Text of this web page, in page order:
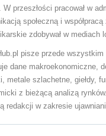
W przeszłości pracował w
społeczną i
zdobywał w mediach
pisze przede
dane makroekonomiczne,
metale szlachetne, giełdy,
z bieżącą analizą
redakcji w zakresie